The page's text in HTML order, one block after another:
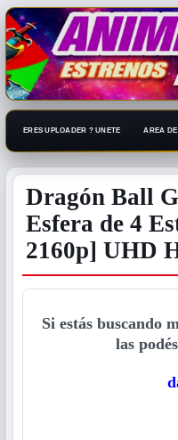
ERES UPLOADER ? UNETE AREA DE
Dragón Ball
Esfera de 4
2160p] UHD
Si estás buscando
las